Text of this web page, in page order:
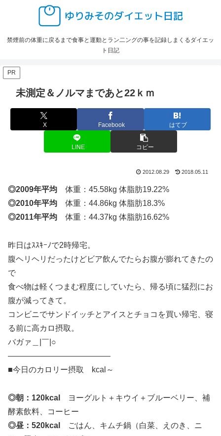
禁煙前の体重に戻るまで食事と運動とラン二ングの事を記録しまくるダイエッ
ト日記
PR
未測定＆ノルマまであと22ｋｍ
X Facebook はてブ
LINE コピー
2012.08.29 2018.05.11
◎2009年平均 体重：45.58kg 体脂肪19.22%
◎2010年平均 体重：44.86kg 体脂肪18.3%
◎2011年平均 体重：44.37kg 体脂肪16.62%
昨日はｽｽｷｰﾉで2時帰宅。
腹ヘリヘリだったけどビア飲んでたらお腹が膨れてきたの
で
食べ物は軽くつまむ程度にしていたら、帰る頃に猛烈にお
腹が減ってきて。
コンビニでサンドイッチとアイスとチョコを買い帰宅、寝
る前に高カロ摂取。
バガァ＿|￣|○
—————————————
■今日のカロリー摂取 kcal～
◎朝：120kcal
ヨーグルト＋キウイ＋ブルーベリー、補
酵素飲料、コーヒー
◎昼：520kcal
ごはん、キムチ鍋（白菜、えのき、ニ